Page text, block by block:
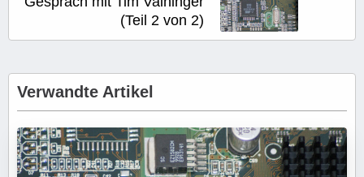
(Teil 2 von 2)
Verwandte Artikel